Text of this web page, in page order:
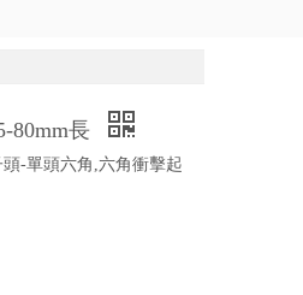
80mm長
-單頭六角,六角衝擊起